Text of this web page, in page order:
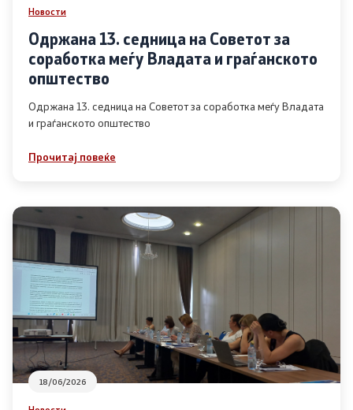
Извештаи
Список на ОЈИ
Контакт
Контакт
Линкови
Изјава за пристапност
Со еден клик до сите услуги
Новости
Одржана 13. седница на Советот за
соработка меѓу Владата и граѓанското
општество
Одржана 13. седница на Советот за соработка меѓу Владата
и граѓанското општество
Прочитај повеќе
18/06/2026